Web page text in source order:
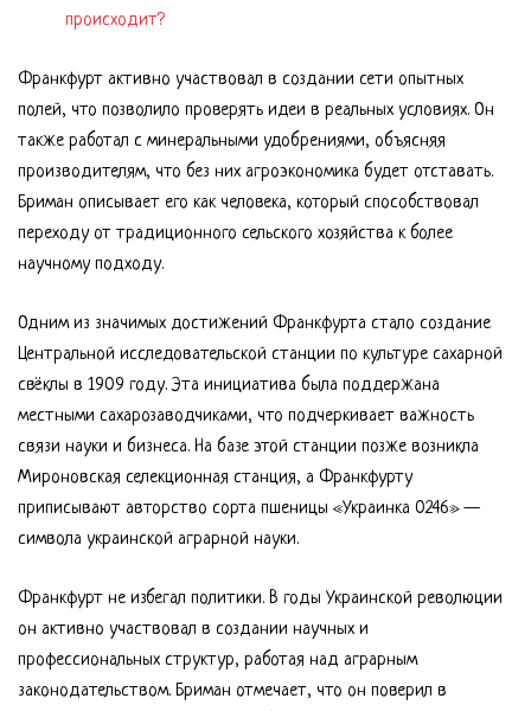
происходит?
Франкфурт активно участвовал в создании сети опытных
полей, что позволило проверять идеи в реальных условиях. Он
также работал с минеральными удобрениями, объясняя
производителям, что без них агроэкономика будет отставать.
Бриман описывает его как человека, который способствовал
переходу от традиционного сельского хозяйства к более
научному подходу.
Одним из значимых достижений Франкфурта стало создание
Центральной исследовательской станции по культуре сахарной
свёклы в 1909 году. Эта инициатива была поддержана
местными сахарозаводчиками, что подчеркивает важность
связи науки и бизнеса. На базе этой станции позже возникла
Мироновская селекционная станция, а Франкфурту
приписывают авторство сорта пшеницы «Украинка 0246» —
символа украинской аграрной науки.
Франкфурт не избегал политики. В годы Украинской революции
он активно участвовал в создании научных и
профессиональных структур, работая над аграрным
законодательством. Бриман отмечает, что он поверил в